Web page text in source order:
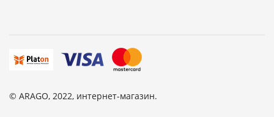
© ARAGO, 2022, интернет-магазин.